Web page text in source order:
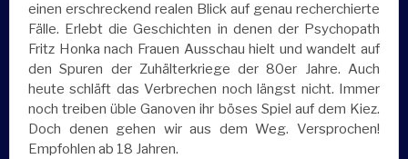
einen erschreckend realen Blick auf genau recherchierte
Fälle. Erlebt die Geschichten in denen der Psychopath
Fritz Honka nach Frauen Ausschau hielt und wandelt auf
den Spuren der Zuhälterkriege der 80er Jahre. Auch
heute schläft das Verbrechen noch längst nicht. Immer
noch treiben üble Ganoven ihr böses Spiel auf dem Kiez.
Doch denen gehen wir aus dem Weg. Versprochen!
Empfohlen ab 18 Jahren.